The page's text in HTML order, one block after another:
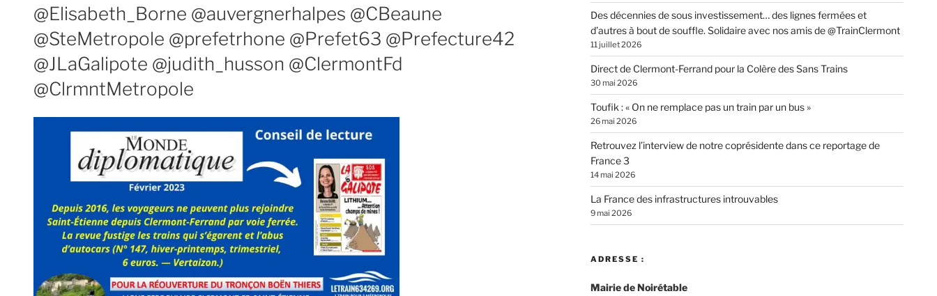
@Elisabeth_Borne @auvergnerhalpes @CBeaune
@SteMetropole @prefetrhone @Prefet63 @Prefecture42
@JLaGalipote @judith_husson @ClermontFd
@ClrmntMetropole
Des décennies de sous investissement… des lignes fermées et
d’autres à bout de souffle. Solidaire avec nos amis de @TrainClermont
11 juillet 2026
Direct de Clermont-Ferrand pour la Colère des Sans Trains
30 mai 2026
Toufik : « On ne remplace pas un train par un bus »
26 mai 2026
Retrouvez l’interview de notre coprésidente dans ce reportage de
France 3
14 mai 2026
La France des infrastructures introuvables
9 mai 2026
ADRESSE :
Mairie de Noirétable